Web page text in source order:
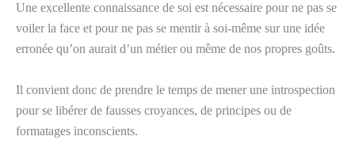
Une excellente connaissance de soi est nécessaire pour ne pas se
voiler la face et pour ne pas se mentir à soi-même sur une idée
erronée qu’on aurait d’un métier ou même de nos propres goûts.
Il convient donc de prendre le temps de mener une introspection
pour se libérer de fausses croyances, de principes ou de
formatages inconscients.